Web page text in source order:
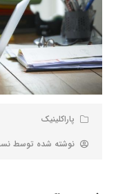
پاراکلینیک
نوشته شده توسط